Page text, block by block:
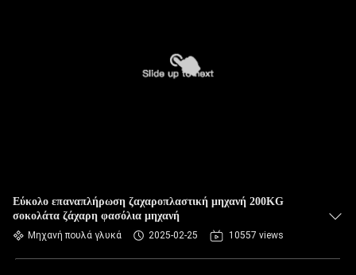
Εύκολο επαναπλήρωση ζαχαροπλαστική μηχανή 200KG
σοκολάτα ζάχαρη φασόλια μηχανή
Μηχανή πουλά γλυκά 2025-02-25 10557 views